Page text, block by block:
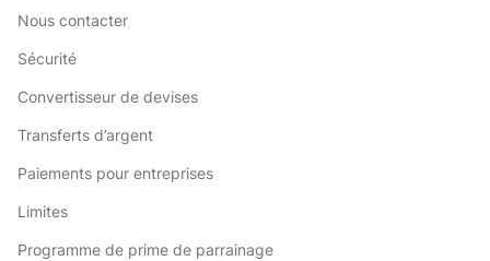
Nous contacter
Sécurité
Convertisseur de devises
Transferts d’argent
Paiements pour entreprises
Limites
Programme de prime de parrainage